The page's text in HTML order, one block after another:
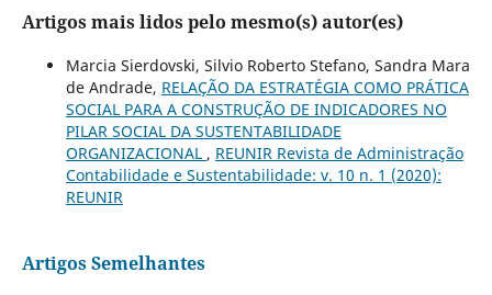
Artigos mais lidos pelo mesmo(s) autor(es)
Marcia Sierdovski, Silvio Roberto Stefano, Sandra Mara
de Andrade, RELAÇÃO DA ESTRATÉGIA COMO PRÁTICA
SOCIAL PARA A CONSTRUÇÃO DE INDICADORES NO
PILAR SOCIAL DA SUSTENTABILIDADE
ORGANIZACIONAL , REUNIR Revista de Administração
Contabilidade e Sustentabilidade: v. 10 n. 1 (2020):
REUNIR
Artigos Semelhantes